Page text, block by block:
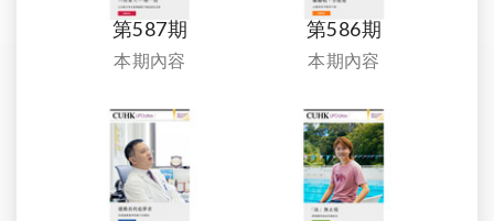
第587期
本期內容
第586期
本期內容